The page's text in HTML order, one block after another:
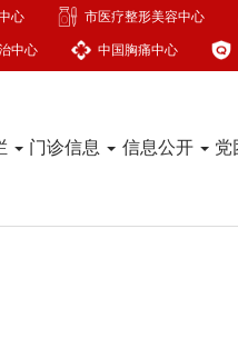
心 市医疗整形美容中心
中心 中国胸痛中心
门诊信息 信息公开 党